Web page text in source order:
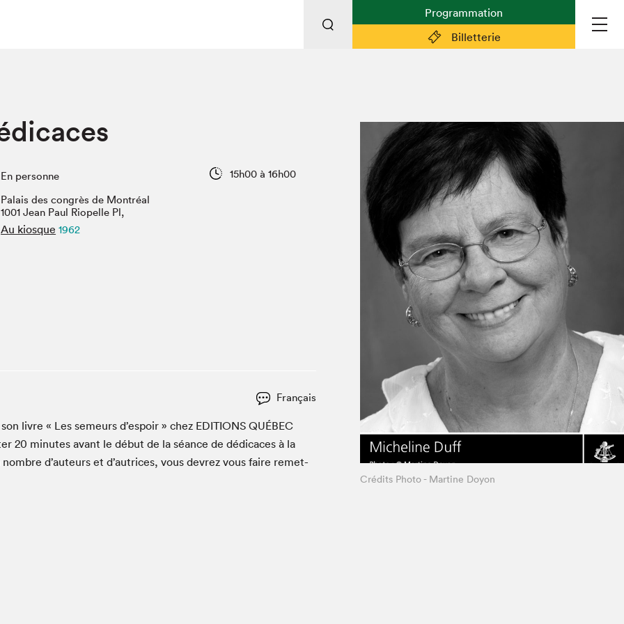
Billetterie
Programmation
Salon
Traiteur
des
harcèlement
Vitrine du Festival littéraire international Metropolis
bleu
La lecture en cadeau
Plan du Salon
Planifier sa visite (prix d'entrée,
horaire, info pratiques)
Billetterie: achetez vos billets!
FAQ visiteur·euse·s
Espace professionnel·le·s
Espace enseignant·e·s
Espace médias
Devenir bénévole
Espace exposant·e·s
Le Salon dans la ville, espace
organisateur⋅rice
En personne
15h00 à 16h00
Palais des congrès de Montréal
1001 Jean Paul Riopelle Pl,
Au kiosque 1962
Français
livre « Les semeurs d’espoir » chez EDI­TIONS QUÉBEC
20 min­utes avant le début de la séance de dédi­caces à la
d’auteurs et d’autrices, vous devrez vous faire remet­
Crédits Photo - Martine Doyon